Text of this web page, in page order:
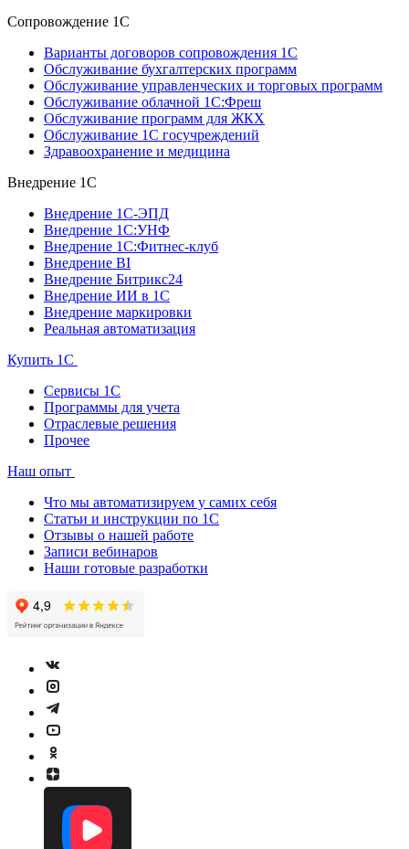
Сопровождение 1С
Варианты договоров сопровождения 1С
Обслуживание бухгалтерских программ
Обслуживание управленческих и торговых программ
Обслуживание облачной 1С:Фреш
Обслуживание программ для ЖКХ
Обслуживание 1С госучреждений
Здравоохранение и медицина
Внедрение 1С
Внедрение 1С-ЭПД
Внедрение 1С:УНФ
Внедрение 1С:Фитнес-клуб
Внедрение BI
Внедрение Битрикс24
Внедрение ИИ в 1С
Внедрение маркировки
Реальная автоматизация
Купить 1С
Сервисы 1С
Программы для учета
Отраслевые решения
Прочее
Наш опыт
Что мы автоматизируем у самих себя
Статьи и инструкции по 1С
Отзывы о нашей работе
Записи вебинаров
Наши готовые разработки